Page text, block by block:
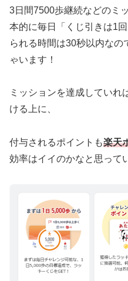
3日間7500歩継続などのミ
本的に毎日「くじ引きは1
られる時間は30秒以内なの
ゃいます！
ミッションを達成していれ
ける上に、
付与されるポイントも楽天
効率はイイのかなと思って